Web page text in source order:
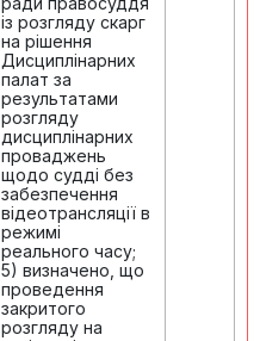
із розгляду скарг
на рішення
Дисциплінарних
палат за
результатами
розгляду
дисциплінарних
проваджень
щодо судді без
забезпечення
відеотрансляції в
режимі
реального часу;
5) визначено, що
проведення
закритого
розгляду на